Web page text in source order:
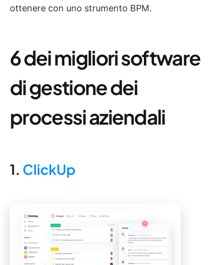
ottenere con uno strumento BPM.
6 dei migliori software
di gestione dei
processi aziendali
1. ClickUp